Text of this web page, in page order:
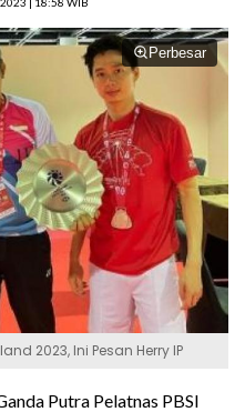
Perbesar
2023, Ini Pesan Herry IP
Putra Pelatnas PBSI